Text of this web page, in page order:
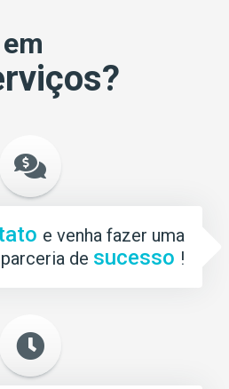
e venha fazer uma
parceria de sucesso !